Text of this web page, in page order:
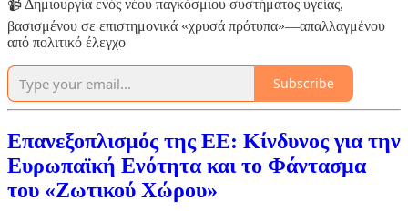
📹 Δημιουργία ενός νέου παγκόσμιου συστήματος υγείας,
βασισμένου σε επιστημονικά «χρυσά πρότυπα»—απαλλαγμένου
από πολιτικό έλεγχο
Subscribe
Επανεξοπλισμός της ΕΕ: Κίνδυνος για την
Ευρωπαϊκή Ενότητα και το Φάντασμα
του «Ζωτικού Χώρου»